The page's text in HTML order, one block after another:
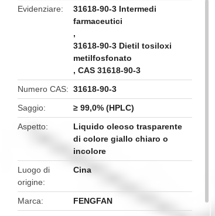
Evidenziare
31618-90-3 Intermedi
farmaceutici
,
31618-90-3 Dietil tosiloxi
metilfosfonato
,CAS 31618-90-3
Numero CAS
31618-90-3
Saggio
≥ 99,0% (HPLC)
Aspetto
Liquido oleoso trasparente
di colore giallo chiaro o
incolore
Luogo di
origine
Cina
Marca
FENGFAN